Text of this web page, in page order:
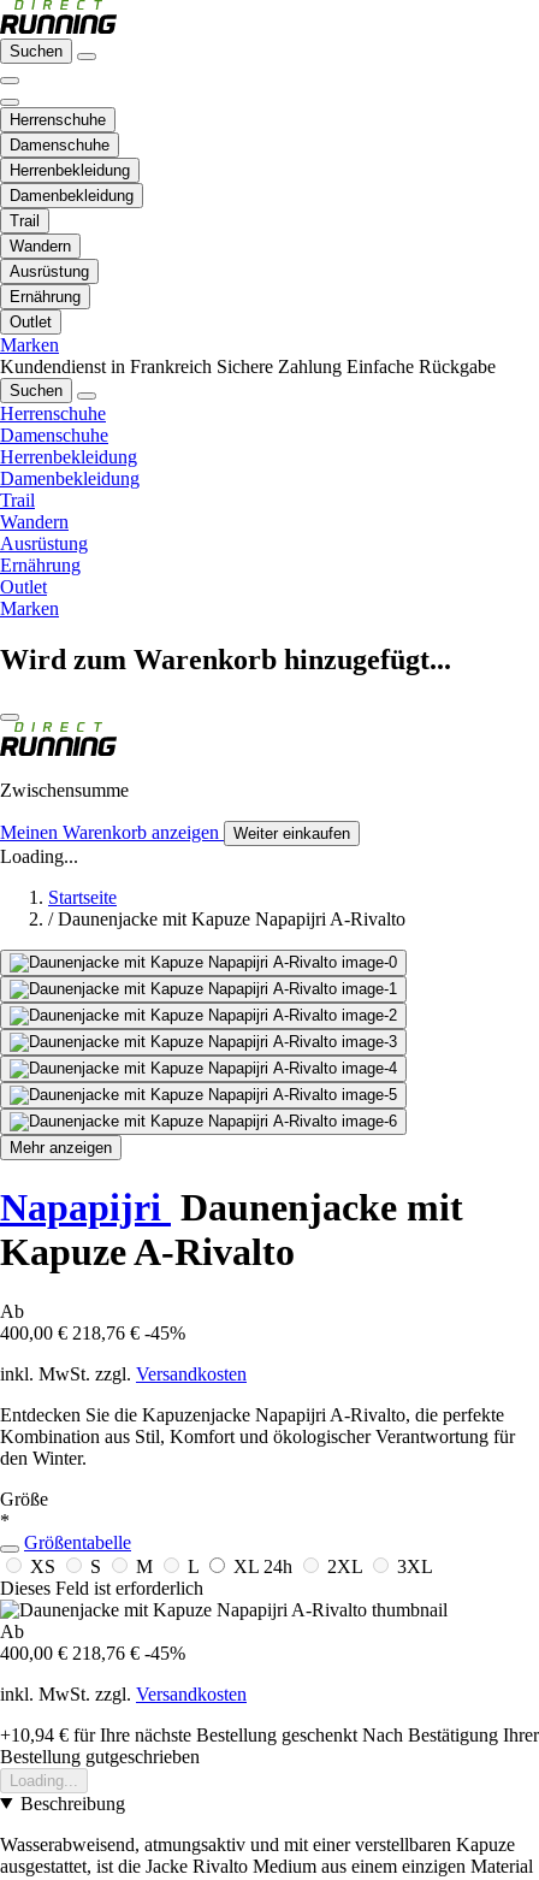
Suchen
Herrenschuhe
Damenschuhe
Herrenbekleidung
Damenbekleidung
Trail
Wandern
Ausrüstung
Ernährung
Outlet
Marken
Kundendienst in Frankreich Sichere Zahlung Einfache Rückgabe
Suchen
Herrenschuhe
Damenschuhe
Herrenbekleidung
Damenbekleidung
Trail
Wandern
Ausrüstung
Ernährung
Outlet
Marken
Wird zum Warenkorb hinzugefügt...
Zwischensumme
Meinen Warenkorb anzeigen Weiter einkaufen
Loading...
Startseite
/ Daunenjacke mit Kapuze Napapijri A-Rivalto
Mehr anzeigen
Napapijri Daunenjacke mit
Kapuze A-Rivalto
Ab
400,00 € 218,76 € -45%
inkl. MwSt. zzgl. Versandkosten
Entdecken Sie die Kapuzenjacke Napapijri A-Rivalto, die perfekte
Kombination aus Stil, Komfort und ökologischer Verantwortung für
den Winter.
Größe
*
Größentabelle
XS
S M L XL 24h 2XL
3XL
Dieses Feld ist erforderlich
Ab
400,00 € 218,76 € -45%
inkl. MwSt. zzgl. Versandkosten
+10,94 € für Ihre nächste Bestellung geschenkt Nach Bestätigung Ihrer
Bestellung gutgeschrieben
Loading...
Beschreibung
Wasserabweisend, atmungsaktiv und mit einer verstellbaren Kapuze
ausgestattet, ist die Jacke Rivalto Medium aus einem einzigen Material